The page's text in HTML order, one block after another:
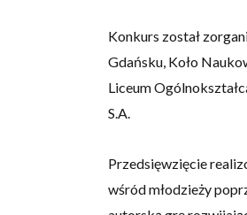
Konkurs został
Gdańsku, Koło
Liceum
S.A.
Przedsięwzięcie
wśród młodzieży